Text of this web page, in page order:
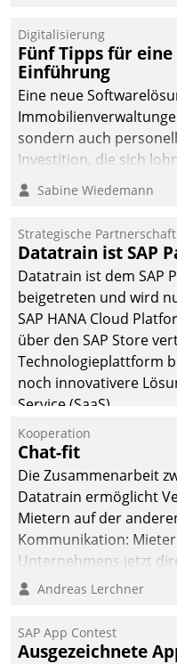
Digitalisierung
Fünf Tipps für
Einführung
Eine neue
sondern auch
Investition, die sich
nachhaltige
dieses Ziel erreicht
Sabine Wiedemann
Strategische Partnerschaft
Datatrain ist SAP
Datatrain ist dem SAP
beigetreten und wird
SAP HANA Cloud
über den SAP Store
Technologieplattform
noch innovativere
Service (SaaS).
Kooperation
Chat-fit
Die Zusammenarbeit
Datatrain ermöglicht
Mietern auf der
Kommunikation:
Unternehmens jetzt
Mitarbeiter oder
Andreas Lerchner
SAP App Contest
Ausgezeichnete